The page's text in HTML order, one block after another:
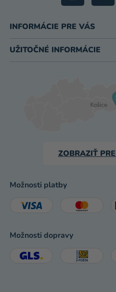
INFORMÁCIE PRE VÁS
UŽITOČNÉ INFORMÁCIE
ZOBRAZIŤ
Možnosti platby
Možnosti dopravy